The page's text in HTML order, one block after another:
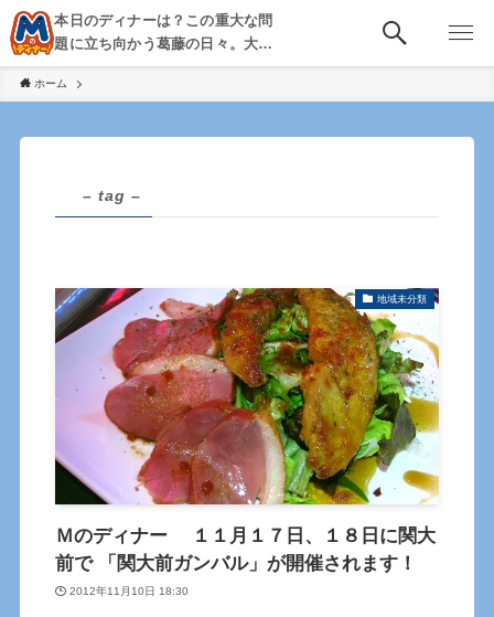
本日のディナーは？この重大な問
題に立ち向かう葛藤の日々。大
阪・京都・神戸を中心とした食べ
歩き、飲み歩きを綴る。
ホーム
– tag –
地域未分類
Ｍのディナー １１月１７日、１８日に関大
前で 「関大前ガンバル」が開催されます！
2012年11月10日 18:30